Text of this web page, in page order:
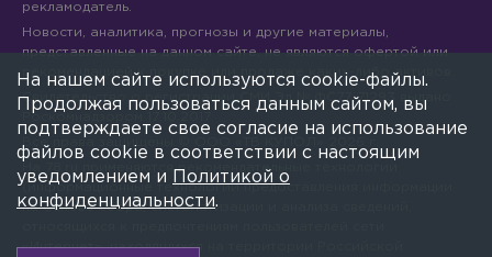
рекламодатель.
Новости, аналитика, прогнозы и другие материалы,
представленные на данном сайте, не являются офертой или
рекомендацией к покупке или продаже каких-либо активов.
Свидетельство о регистрации СМИ Эл № ФС77-71293 выдано
Все права защищены © ООО «ТВ КУПОЛ»
На 78.ru применяются рекомендательные технологии
(информационные технологии предоставления информации
на основе сбора, систематизации и анализа сведений,
«Интернет», находящихся на территории Российской
На нашем сайте используются cookie-файлы.
Продолжая пользоваться данным сайтом, вы
подтверждаете свое согласие на использование
файлов cookie в соответствии с настоящим
уведомлением и
Политикой о
конфиденциальности.